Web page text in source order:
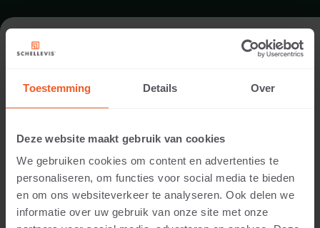
Toestemming Details Over
Deze website maakt gebruik van cookies
We gebruiken cookies om content en advertenties te
personaliseren, om functies voor social media te bieden
en om ons websiteverkeer te analyseren. Ook delen we
informatie over uw gebruik van onze site met onze
FORMAAT - L-WEG 100X20
TUINBOUW U-WEGEN